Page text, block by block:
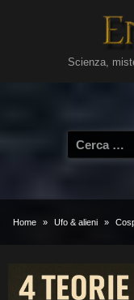
Scienza,
Ricerca
per:
Home Ufo & alieni